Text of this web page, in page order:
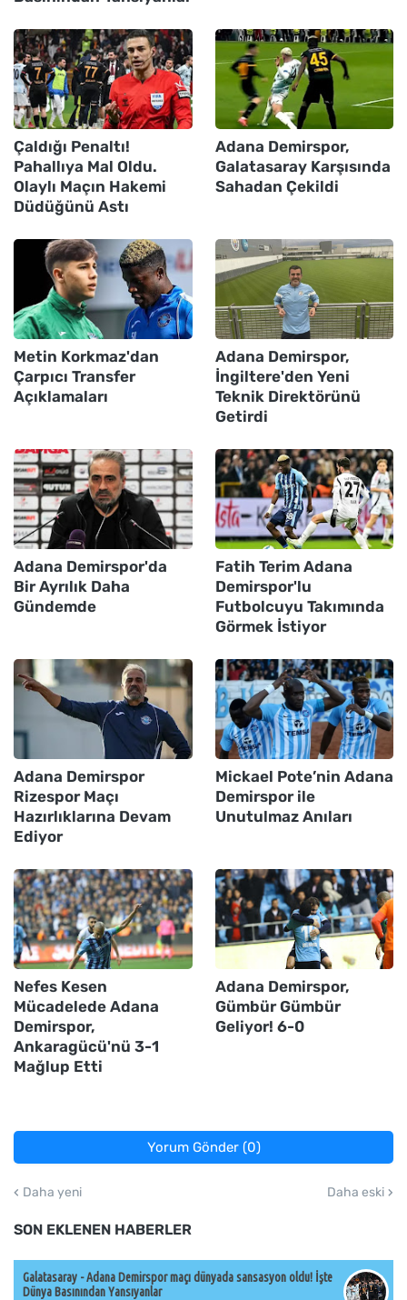
Çaldığı Penaltı!
Pahallıya Mal Oldu.
Olaylı Maçın Hakemi
Düdüğünü Astı
Adana Demirspor,
Galatasaray Karşısında
Sahadan Çekildi
Metin Korkmaz'dan
Çarpıcı Transfer
Açıklamaları
Adana Demirspor,
İngiltere'den Yeni
Teknik Direktörünü
Getirdi
Adana Demirspor'da
Bir Ayrılık Daha
Gündemde
Fatih Terim Adana
Demirspor'lu
Futbolcuyu Takımında
Görmek İstiyor
Adana Demirspor
Rizespor Maçı
Hazırlıklarına Devam
Ediyor
Mickael Pote’nin Adana
Demirspor ile
Unutulmaz Anıları
Nefes Kesen
Mücadelede Adana
Demirspor,
Ankaragücü'nü 3-1
Mağlup Etti
Adana Demirspor,
Gümbür Gümbür
Geliyor! 6-0
Yorum Gönder (0)
Daha yeni Daha eski
SON EKLENEN HABERLER
Galatasaray - Adana Demirspor maçı dünyada sansasyon oldu! İşte
Dünya Basınından Yansıyanlar